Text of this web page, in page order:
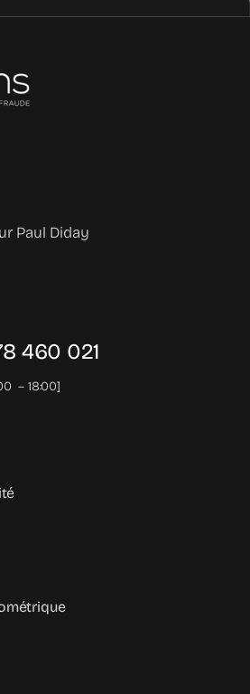
Paul Diday
460 021
– 18:00]